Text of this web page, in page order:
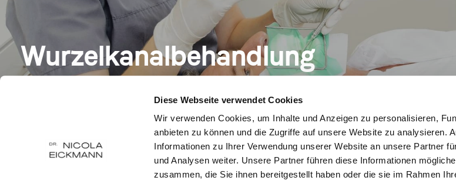
Diese Webseite verwendet Cookies
Wir verwenden Cookies, um Inhalte und Anzeigen zu personalisieren,
anbieten zu können und die Zugriffe auf unsere Website zu analysieren.
Informationen zu Ihrer Verwendung unserer Website an unsere Partner
und Analysen weiter. Unsere Partner führen diese Informationen
zusammen, die Sie ihnen bereitgestellt haben oder die sie im Rahmen
Wurzelkanalbehandlung